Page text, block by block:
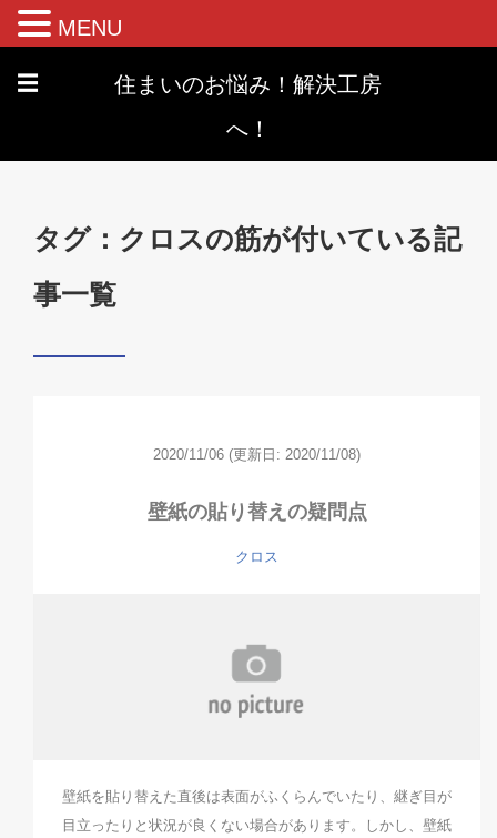
☰
住まいのお悩み！解決工房
へ！
タグ：クロスの筋が付いている記
事一覧
2020/11/06 (更新日: 2020/11/08)
壁紙の貼り替えの疑問点
クロス
壁紙を貼り替えた直後は表面がふくらんでいたり、継ぎ目が
目立ったりと状況が良くない場合があります。しかし、壁紙
MENU